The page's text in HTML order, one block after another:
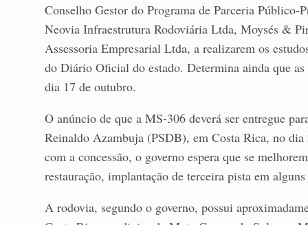
Conselho Gestor do Programa de Parceria
Neovia Infraestrutura Rodoviária Ltda, Moysés &
Assessoria Empresarial Ltda, a realizarem os
do Diário Oficial do estado. Determina ainda que
dia 17 de outubro.
O anúncio de que a MS-306 deverá ser entregue
Reinaldo Azambuja (PSDB), em Costa Rica, no
com a concessão, o governo espera que se
restauração, implantação de terceira pista em
A rodovia, segundo o governo, possui